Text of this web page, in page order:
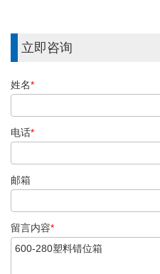
立即咨询
姓名*
电话*
邮箱
留言内容*